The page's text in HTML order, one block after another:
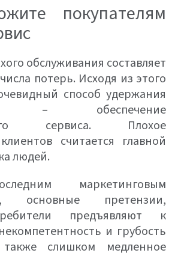
покупателям
обслуживания составляет
потерь. Исходя из этого
способ удержания
– обеспечение
сервиса. Плохое
считается главной
людей.
маркетинговым
основные претензии,
предъявляют к
и грубость
слишком медленное